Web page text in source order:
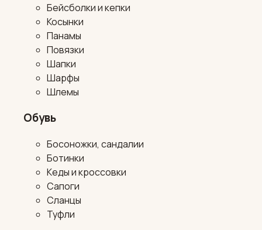
Бейсболки и кепки
Косынки
Панамы
Повязки
Шапки
Шарфы
Шлемы
Обувь
Босоножки, сандалии
Ботинки
Кеды и кроссовки
Сапоги
Сланцы
Туфли